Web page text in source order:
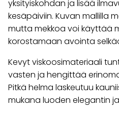
yksityiskohdan ja lisää
kesäpäiviin. Kuvan mallilla
mutta mekkoa voi käyttää
korostamaan avointa
Kevyt viskoosimateriaali
vasten ja hengittää
Pitkä helma laskeutuu
mukana luoden elegantin